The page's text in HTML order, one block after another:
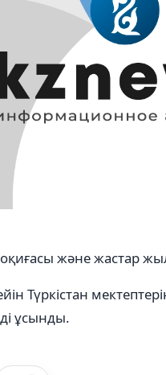
оқиғасы және жастар
Түркістан
ұсынды.